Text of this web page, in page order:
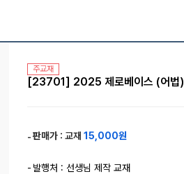
주교재
[23701] 2025 제로베이스 (어법)
판매가 : 교재 15,000원
발행처 : 선생님 제작 교재